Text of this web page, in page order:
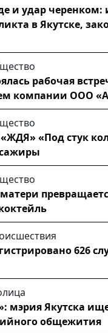
и удар черенком:
в Якутске,
рабочая
компании ООО
«Под стук
626
мэрия Якутска
общежития